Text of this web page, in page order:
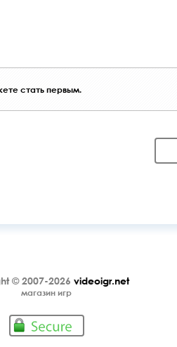
стать первым.
© 2007-2026 videoigr.net
магазин игр